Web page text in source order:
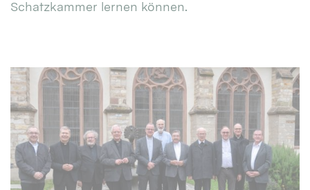
Schatzkammer lernen können.